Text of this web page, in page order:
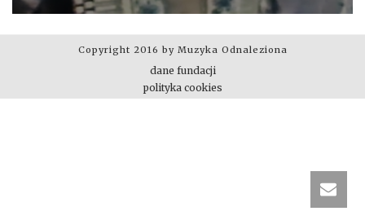
Copyright 2016 by Muzyka Odnaleziona
dane fundacji
polityka cookies